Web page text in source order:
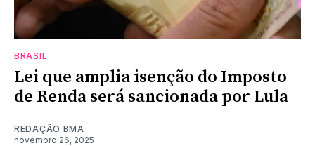
BRASIL
Lei que amplia isenção do Imposto
de Renda será sancionada por Lula
REDAÇÃO BMA
novembro 26, 2025